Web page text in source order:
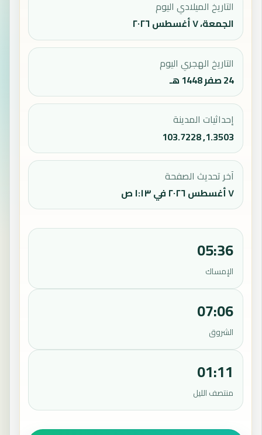
التاريخ الميلادي اليوم
الجمعة، ٧ أغسطس ٢٠٢٦
التاريخ الهجري اليوم
24 صفر 1448 هـ
إحداثيات المدينة
1.3503, 103.7228
آخر تحديث الصفحة
٧ أغسطس ٢٠٢٦ في ١:١٣ ص
05:36
الإمساك
07:06
الشروق
01:11
منتصف الليل